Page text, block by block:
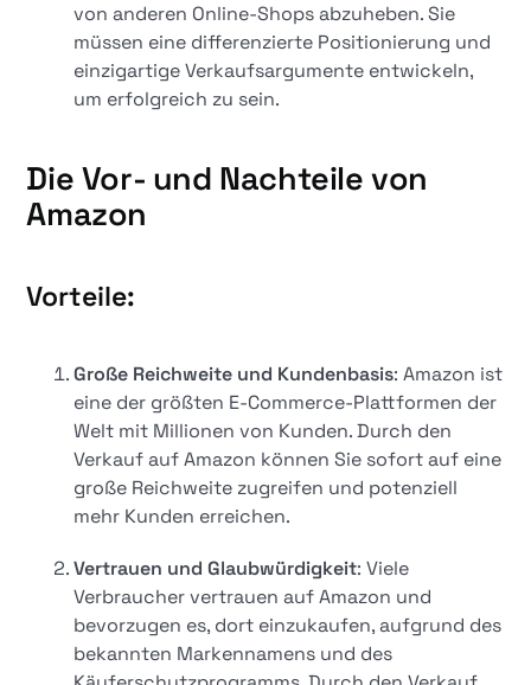
von anderen Online-Shops abzuheben. Sie
müssen eine differenzierte Positionierung und
einzigartige Verkaufsargumente entwickeln,
um erfolgreich zu sein.
Die Vor- und Nachteile von
Amazon
Vorteile:
Große Reichweite und Kundenbasis: Amazon ist
eine der größten E-Commerce-Plattformen der
Welt mit Millionen von Kunden. Durch den
Verkauf auf Amazon können Sie sofort auf eine
große Reichweite zugreifen und potenziell
mehr Kunden erreichen.
Vertrauen und Glaubwürdigkeit: Viele
Verbraucher vertrauen auf Amazon und
bevorzugen es, dort einzukaufen, aufgrund des
bekannten Markennamens und des